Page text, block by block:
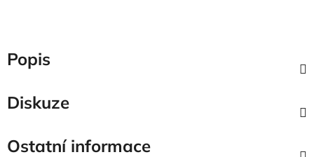
Popis
Diskuze
Ostatní informace